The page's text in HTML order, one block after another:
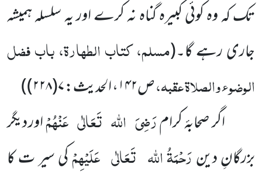
تک کہ وہ کوئی کبیرہ گناہ نہ کرے اور یہ سلسلہ ہمیشہ
جاری رہے گا۔(مسلم، کتاب الطہارۃ، باب فضل
الوضو ء والصلاۃ عقبہ،ص۱۴۲، الحدیث:۷(۲۲۸)
)
اگر صحابۂ کرامرَضِیَ اللہ تَعَالٰی عَنْہُمْاور دیگر
بزرگانِ دینرَحْمَۃُ اللہ تَعَالٰی عَلَیْہِمْکی سیر ت کا